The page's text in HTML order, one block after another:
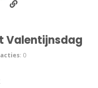
Valentijnsdag
: 0